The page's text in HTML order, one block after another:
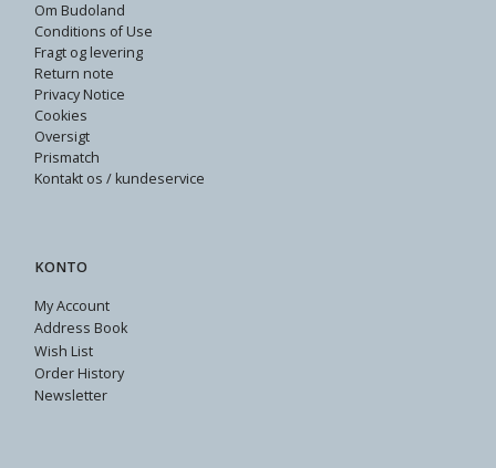
Om Budoland
Conditions of Use
Fragt og levering
Return note
Privacy Notice
Cookies
Oversigt
Prismatch
Kontakt os / kundeservice
KONTO
My Account
Address Book
Wish List
Order History
Newsletter